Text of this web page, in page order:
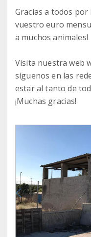
Gracias a todos
vuestro euro
a muchos animales!
Visita nuestra web
síguenos en las
estar al tanto de
¡Muchas gracias!